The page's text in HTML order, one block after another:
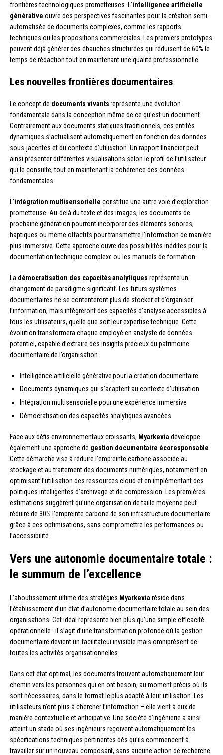
frontières technologiques prometteuses. L’intelligence artificielle
générative ouvre des perspectives fascinantes pour la création semi-
automatisée de documents complexes, comme les rapports
techniques ou les propositions commerciales. Les premiers prototypes
peuvent déjà générer des ébauches structurées qui réduisent de 60% le
temps de rédaction tout en maintenant une qualité professionnelle.
Les nouvelles frontières documentaires
Le concept de documents vivants représente une évolution
fondamentale dans la conception même de ce qu’est un document.
Contrairement aux documents statiques traditionnels, ces entités
dynamiques s’actualisent automatiquement en fonction des données
sous-jacentes et du contexte d’utilisation. Un rapport financier peut
ainsi présenter différentes visualisations selon le profil de l’utilisateur
qui le consulte, tout en maintenant la cohérence des données
fondamentales.
L’intégration multisensorielle constitue une autre voie d’exploration
prometteuse. Au-delà du texte et des images, les documents de
prochaine génération pourront incorporer des éléments sonores,
haptiques ou même olfactifs pour transmettre l’information de manière
plus immersive. Cette approche ouvre des possibilités inédites pour la
documentation technique complexe ou les manuels de formation.
La démocratisation des capacités analytiques représente un
changement de paradigme significatif. Les futurs systèmes
documentaires ne se contenteront plus de stocker et d’organiser
l’information, mais intégreront des capacités d’analyse accessibles à
tous les utilisateurs, quelle que soit leur expertise technique. Cette
évolution transformera chaque employé en analyste de données
potentiel, capable d’extraire des insights précieux du patrimoine
documentaire de l’organisation.
Intelligence artificielle générative pour la création documentaire
Documents dynamiques qui s’adaptent au contexte d’utilisation
Intégration multisensorielle pour une expérience immersive
Démocratisation des capacités analytiques avancées
Face aux défis environnementaux croissants, Myarkevia développe
également une approche de gestion documentaire écoresponsable
Cette démarche vise à réduire l’empreinte carbone associée au
stockage et au traitement des documents numériques, notamment en
optimisant l’utilisation des ressources cloud et en implémentant des
politiques intelligentes d’archivage et de compression. Les premières
estimations suggèrent qu’une organisation de taille moyenne peut
réduire de 30% l’empreinte carbone de son infrastructure documentaire
grâce à ces optimisations, sans compromettre les performances ou
l’accessibilité.
Vers une autonomie documentaire totale :
le summum de l’excellence
L’aboutissement ultime des stratégies Myarkevia réside dans
l’établissement d’un état d’autonomie documentaire totale au sein des
organisations. Cet idéal représente bien plus qu’une simple efficacité
opérationnelle : il s’agit d’une transformation profonde où la gestion
documentaire devient un facilitateur invisible mais omniprésent de
toutes les activités organisationnelles.
Dans cet état optimal, les documents trouvent automatiquement leur
chemin vers les personnes qui en ont besoin, au moment précis où ils
sont nécessaires, dans le format le plus adapté à leur utilisation. Les
utilisateurs n’ont plus à chercher l’information – elle vient à eux de
manière contextuelle et anticipative. Une société d’ingénierie a ainsi
atteint un stade où ses ingénieurs reçoivent automatiquement les
spécifications techniques pertinentes dès qu’ils commencent à
travailler sur un nouveau composant, sans aucune action de recherche